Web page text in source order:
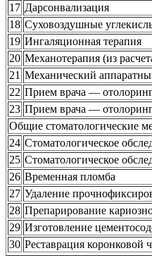
17 Дарсонвализация
18 Суховоздушные
19 Ингаляционная терапия
20 Механотерапия (из
21 Механический
22 Прием врача —
23 Прием врача —
Общие стоматологические
24 Стоматологическое
25 Стоматологическое
26 Временная пломба
27 Удаление
28 Препарирование
29 Изготовление
30 Реставрация коронковой